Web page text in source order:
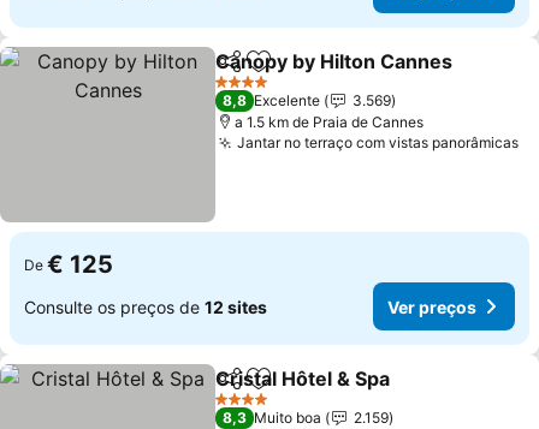
PartilharAdicionar aos favoritos
Canopy by Hilton Cannes
4 Estrelas
8,8 Excelente
3.569
a 1.5 km de Praia de Cannes
Jantar no terraço com vistas panorâmicas
De € 125
Consulte os preços de 12 sites Ver preços
PartilharAdicionar aos favoritos
Cristal Hôtel & Spa
4 Estrelas
8,3 Muito boa
2.159